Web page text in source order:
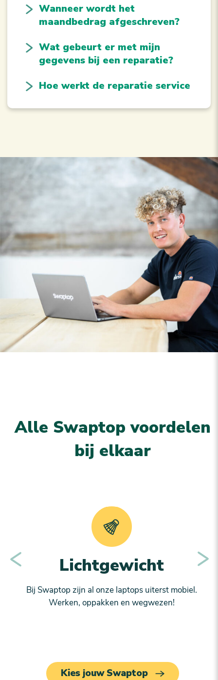
Wanneer wordt het
maandbedrag afgeschreven?
Wat gebeurt er met mijn
gegevens bij een reparatie?
Hoe werkt de reparatie service
Alle Swaptop voordelen
bij elkaar
Lichtgewicht
Bij Swaptop zijn al onze laptops uiterst mobiel.
Werken, oppakken en wegwezen!
Kies jouw Swaptop